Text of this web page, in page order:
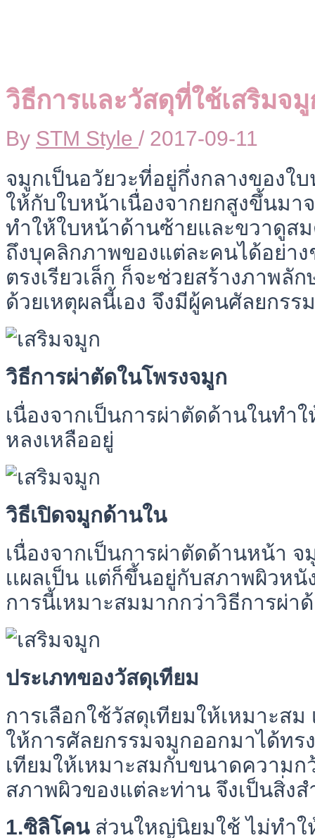
วิธีการและวัสดุที่ใช้เสริมจ
By STM Style / 2017-09-11
จมูกเป็นอวัยวะที่อยู่กึ่งกลางของใ
ให้กับใบหน้าเนื่องจากยกสูงขึ้นมา
ทำให้ใบหน้าด้านซ้ายและขวาดูส
ถึงบุคลิกภาพของแต่ละคนได้อย่า
ตรงเรียวเล็ก ก็จะช่วยสร้างภาพลั
ด้วยเหตุผลนี้เอง จึงมีผู้คนศัลยกรร
วิธีการผ่าตัดในโพรงจมูก
เนื่องจากเป็นการผ่าตัดด้านในทำ
หลงเหลืออยู่
วิธีเปิดจมูกด้านใน
เนื่องจากเป็นการผ่าตัดด้านหน้า จ
เเผลเป็น แต่ก็ขึ้นอยู่กับสภาพผิวห
การนี้เหมาะสมมากกว่าวิธีการผ่า
ประเภทของวัสดุเทียม
การเลือกใช้วัสดุเทียมให้เหมาะส
ให้การศัลยกรรมจมูกออกมาได้ทร
เทียมให้เหมาะสมกับขนาดความก
สภาพผิวของแต่ละท่าน จึงเป็นสิ่ง
1.ซิลิโคนส่วนใหญ่นิยมใช้ ไม่ทำใ